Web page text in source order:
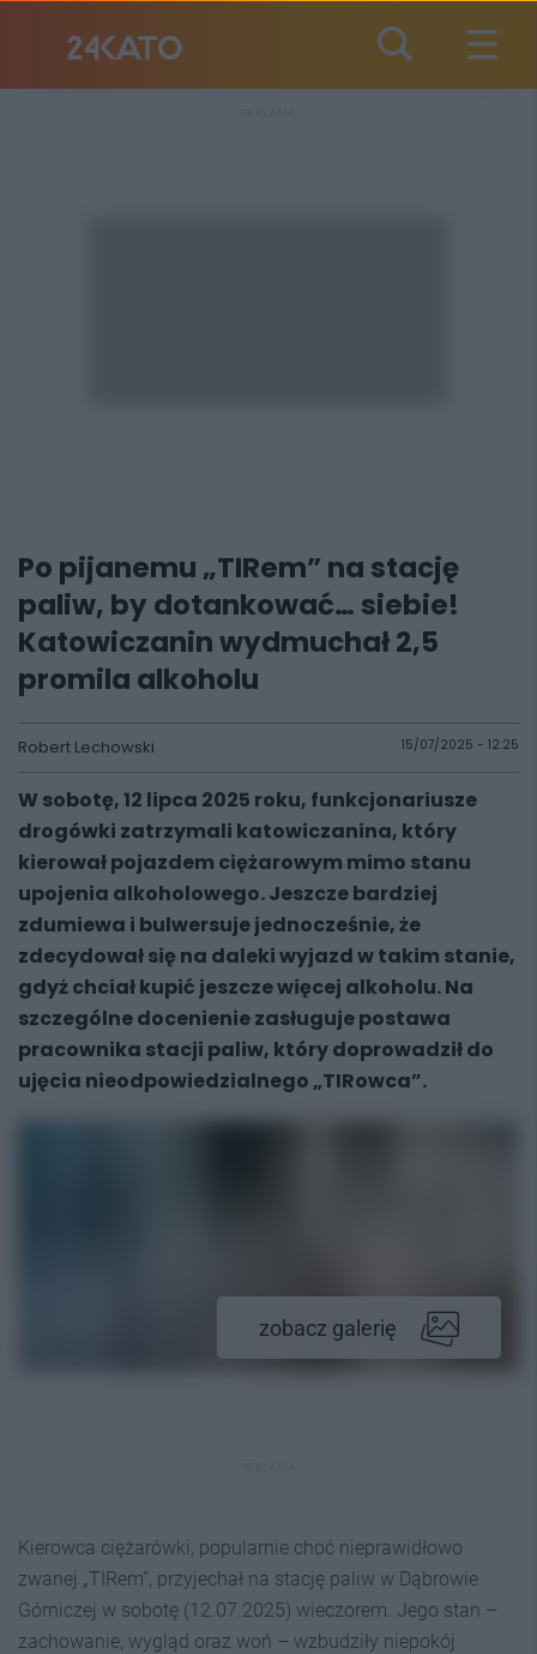
Po pijanemu „TIRem” na stację
paliw, by dotankować… siebie!
Katowiczanin wydmuchał 2,5
promila alkoholu
Robert Lechowski 15/07/2025 - 12:25
W sobotę, 12 lipca 2025 roku, funkcjonariusze
drogówki zatrzymali katowiczanina, który
kierował pojazdem ciężarowym mimo stanu
upojenia alkoholowego. Jeszcze bardziej
zdumiewa i bulwersuje jednocześnie, że
zdecydował się na daleki wyjazd w takim stanie,
gdyż chciał kupić jeszcze więcej alkoholu. Na
szczególne docenienie zasługuje postawa
pracownika stacji paliw, który doprowadził do
ujęcia nieodpowiedzialnego „TIRowca”.
zobacz galerię
Kierowca ciężarówki, popularnie choć nieprawidłowo
zwanej „TIRem”, przyjechał na stację paliw w Dąbrowie
Górniczej w sobotę (12.07.2025) wieczorem. Jego stan –
zachowanie, wygląd oraz woń – wzbudziły niepokój